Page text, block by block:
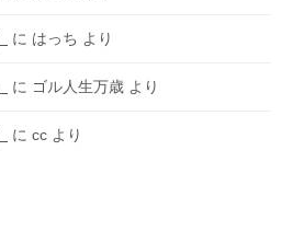
に はっち より
に ゴル人生万歳 より
に cc より